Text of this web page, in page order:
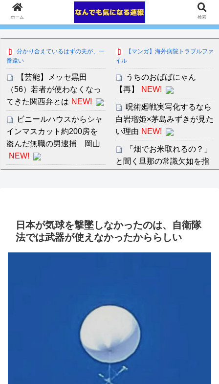
分かり合えているはずの夫が、一
番遠い
【芸能】メッセ黒田
（56）若者が使わなくなっ
てきた関西弁とは NEW!
ビニールハウスからシャ
インマスカット約200房を
盗んだ無職の男逮捕 岡山
NEW!
「……」 NEW!
【守備練習】ガルシア、
偽りの勇者伝承- 第4話 感
想：敵を探すよりトアの書
を餌に誘き出す作戦！
【画像】発達障害の子ど
【マンガ】海外病院トラブルファ
イル
うちのおばばにゃん
【再】
NEW!
呪術廻戦実写化するなら
白岩瑠姫×茅島みずきが見た
い理由 NEW!
「畑でお米取れるの？」
と聞く旦那の常識欠如を指
キング 直近3週間｜2026年
8/3まで
「監督の報復」
すまん熊本やがコンビニ
に食品も水もない
ディズニーが「大課金時
代」に突入！アトラクショ
ンパスがどれもこれも1500
日本が気球を撃墜しなかったのは、自衛隊
法では武器が使えなかったかららしい
ホーム 検索